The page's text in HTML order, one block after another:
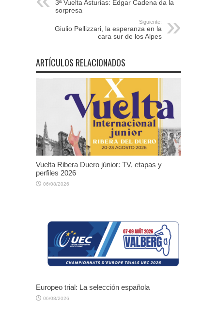
3ª Vuelta Asturias: Edgar Cadena da la
sorpresa
Siguiente:
Giulio Pellizzari, la esperanza en la
cara sur de los Alpes
ARTÍCULOS RELACIONADOS
Vuelta Ribera Duero júnior: TV, etapas y
perfiles 2026
06/08/2026
Europeo trial: La selección española
06/08/2026